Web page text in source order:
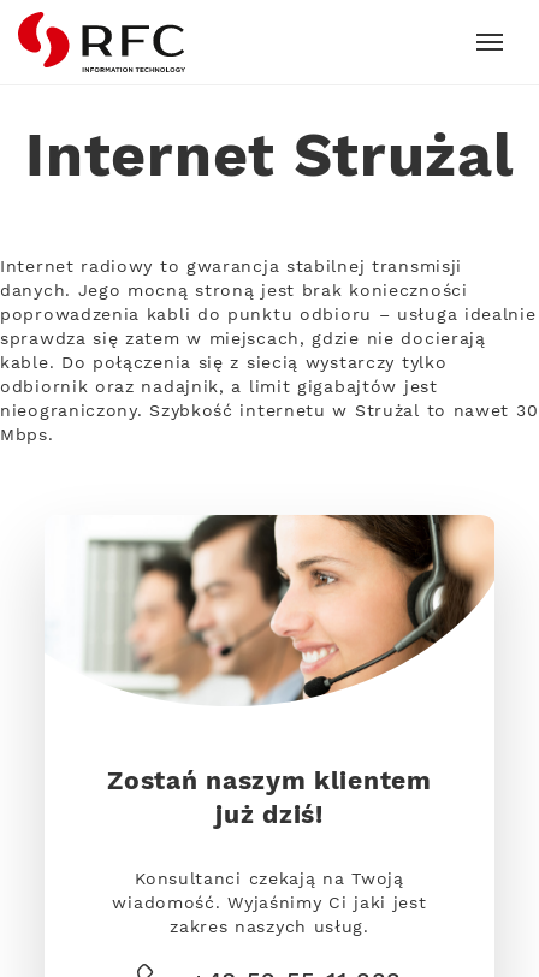
RFC
Internet Strużal
Internet radiowy to gwarancja stabilnej transmisji
danych. Jego mocną stroną jest brak konieczności
poprowadzenia kabli do punktu odbioru – usługa idealnie
sprawdza się zatem w miejscach, gdzie nie docierają
kable. Do połączenia się z siecią wystarczy tylko
odbiornik oraz nadajnik, a limit gigabajtów jest
nieograniczony. Szybkość internetu w Strużal to nawet 30
Mbps.
Zostań naszym klientem
już dziś!
Konsultanci czekają na Twoją
wiadomość. Wyjaśnimy Ci jaki jest
zakres naszych usług.